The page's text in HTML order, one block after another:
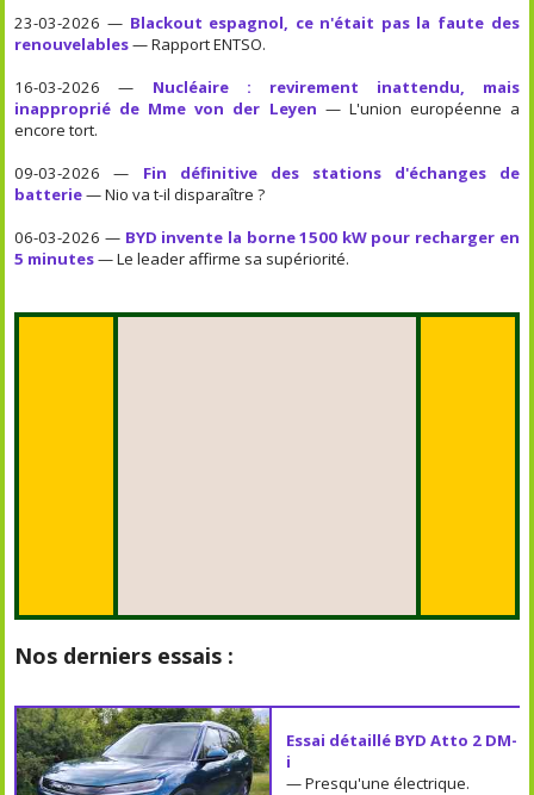
23-03-2026 — Blackout espagnol, ce n'était pas la faute des
renouvelables— Rapport ENTSO.
16-03-2026 — Nucléaire : revirement inattendu, mais
inapproprié de Mme von der Leyen — L'union européenne a
encore tort.
09-03-2026 — Fin définitive des stations d'échanges de
batterie— Nio va t-il disparaître ?
06-03-2026 — BYD invente la borne 1500 kW pour recharger en
5 minutes— Le leader affirme sa supériorité.
Nos derniers essais :
Essai détaillé BYD Atto 2 DM-
i
— Presqu'une électrique.